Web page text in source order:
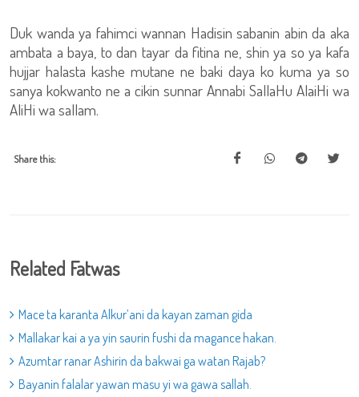
Duk wanda ya fahimci wannan Hadisin sabanin abin da aka
ambata a baya, to dan tayar da fitina ne, shin ya so ya kafa
hujjar halasta kashe mutane ne baki daya ko kuma ya so
sanya kokwanto ne a cikin sunnar Annabi SallaHu AlaiHi wa
AliHi wa sallam.
Share this:
Related Fatwas
Mace ta karanta Alkur’ani da kayan zaman gida
Mallakar kai a ya yin saurin fushi da magance hakan.
Azumtar ranar Ashirin da bakwai ga watan Rajab?
Bayanin falalar yawan masu yi wa gawa sallah.